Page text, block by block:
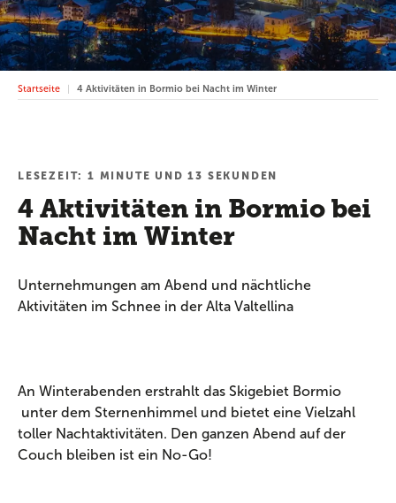
Startseite 4 Aktivitäten in Bormio bei Nacht im Winter
4 Aktivitäten in Bormio bei
Nacht im Winter
LESEZEIT: 1 MINUTE UND 13 SEKUNDEN
Unternehmungen am Abend und nächtliche
Aktivitäten im Schnee in der Alta Valtellina
An Winterabenden erstrahlt das Skigebiet Bormio
unter dem Sternenhimmel und bietet eine Vielzahl
toller Nachtaktivitäten. Den ganzen Abend auf der
Couch bleiben ist ein No-Go!